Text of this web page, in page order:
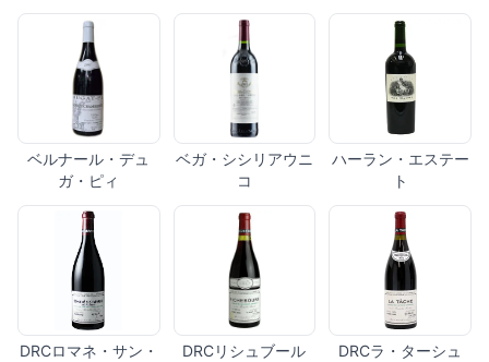
ベルナール・デュ
ガ・ピィ
ベガ・シシリアウニ
コ
ハーラン・エステー
ト
DRCロマネ・サン・
DRCリシュブール DRCラ・ターシュ